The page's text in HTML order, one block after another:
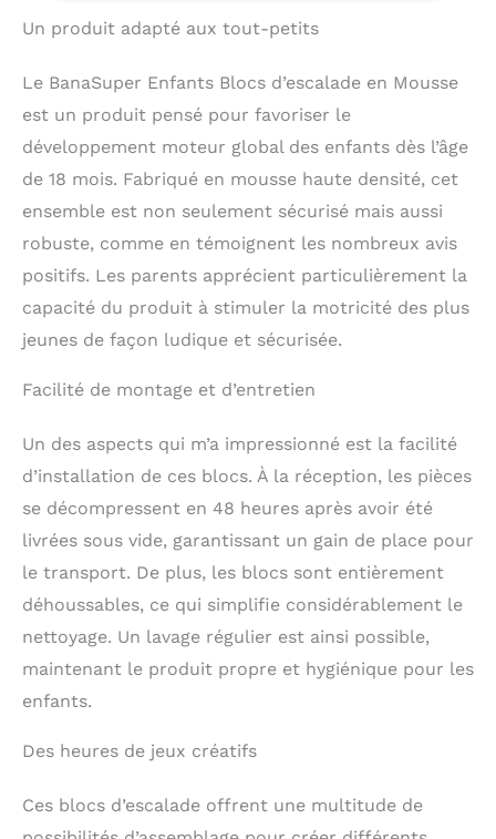
(Multicolore)
construction, favorisant
physique, les
et le jeu imaginatif pour
les enfants.
Matériaux Doux et Sûrs
mousse haute densité
offre un excellent
douce, le tissu
respectueux de la peau
et les couleurs
une convivialité
Fond Antidérapant
et Zip Caché : Le fond
est conçu pour éviter
de glisser sur les sols
carrelés, assurant la
sécurité des enfants.
fermeture à glissière
cachée pour éviter
l'ingestion accidentelle
de petits éléments.
un tissu doux, durable
de fermetures à
Un produit adapté aux tout-petits
Le BanaSuper Enfants Blocs d’escalade en Mousse
est un produit pensé pour favoriser le
développement moteur global des enfants dès l’âge
de 18 mois. Fabriqué en mousse haute densité, cet
ensemble est non seulement sécurisé mais aussi
robuste, comme en témoignent les nombreux avis
positifs. Les parents apprécient particulièrement la
capacité du produit à stimuler la motricité des plus
jeunes de façon ludique et sécurisée.
Facilité de montage et d’entretien
Un des aspects qui m’a impressionné est la facilité
d’installation de ces blocs. À la réception, les pièces
se décompressent en 48 heures après avoir été
livrées sous vide, garantissant un gain de place pour
le transport. De plus, les blocs sont entièrement
déhoussables, ce qui simplifie considérablement le
nettoyage. Un lavage régulier est ainsi possible,
maintenant le produit propre et hygiénique pour les
enfants.
Des heures de jeux créatifs
Ces blocs d’escalade offrent une multitude de